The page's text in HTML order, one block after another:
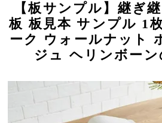
【板サンプル】継ぎ
板 板見本 サンプル 1
ーク ウォールナット
ジュ ヘリンボー